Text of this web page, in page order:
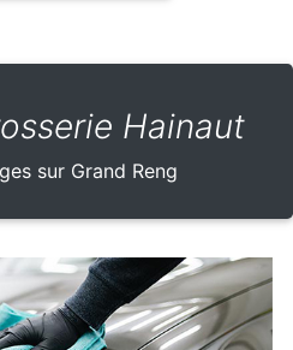
Hainaut
sur Grand Reng